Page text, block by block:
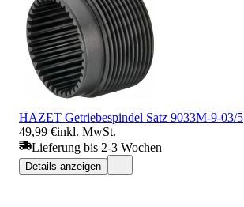
HAZET Getriebespindel Satz 9033M-9-03/5
49,99 €inkl. MwSt.
Lieferung bis 2-3 Wochen
Details anzeigen